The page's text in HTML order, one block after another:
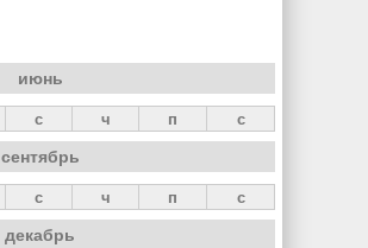
июнь
с ч п с
сентябрь
с ч п с
декабрь